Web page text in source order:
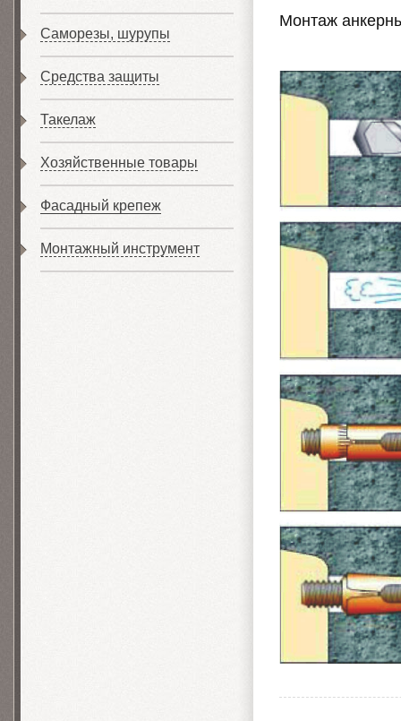
Саморезы, шурупы
Средства защиты
Такелаж
Хозяйственные товары
Фасадный крепеж
Монтажный инструмент
Монтаж